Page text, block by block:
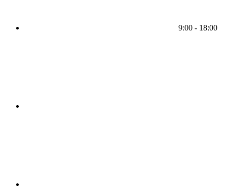
9:00 - 18:00